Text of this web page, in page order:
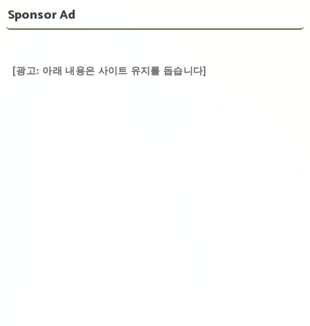
Sponsor Ad
[광고: 아래 내용은 사이트 유지를 돕습니다]